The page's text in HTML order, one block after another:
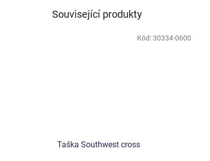
Související produkty
Taška Southwest cross
Kód:30334-0600